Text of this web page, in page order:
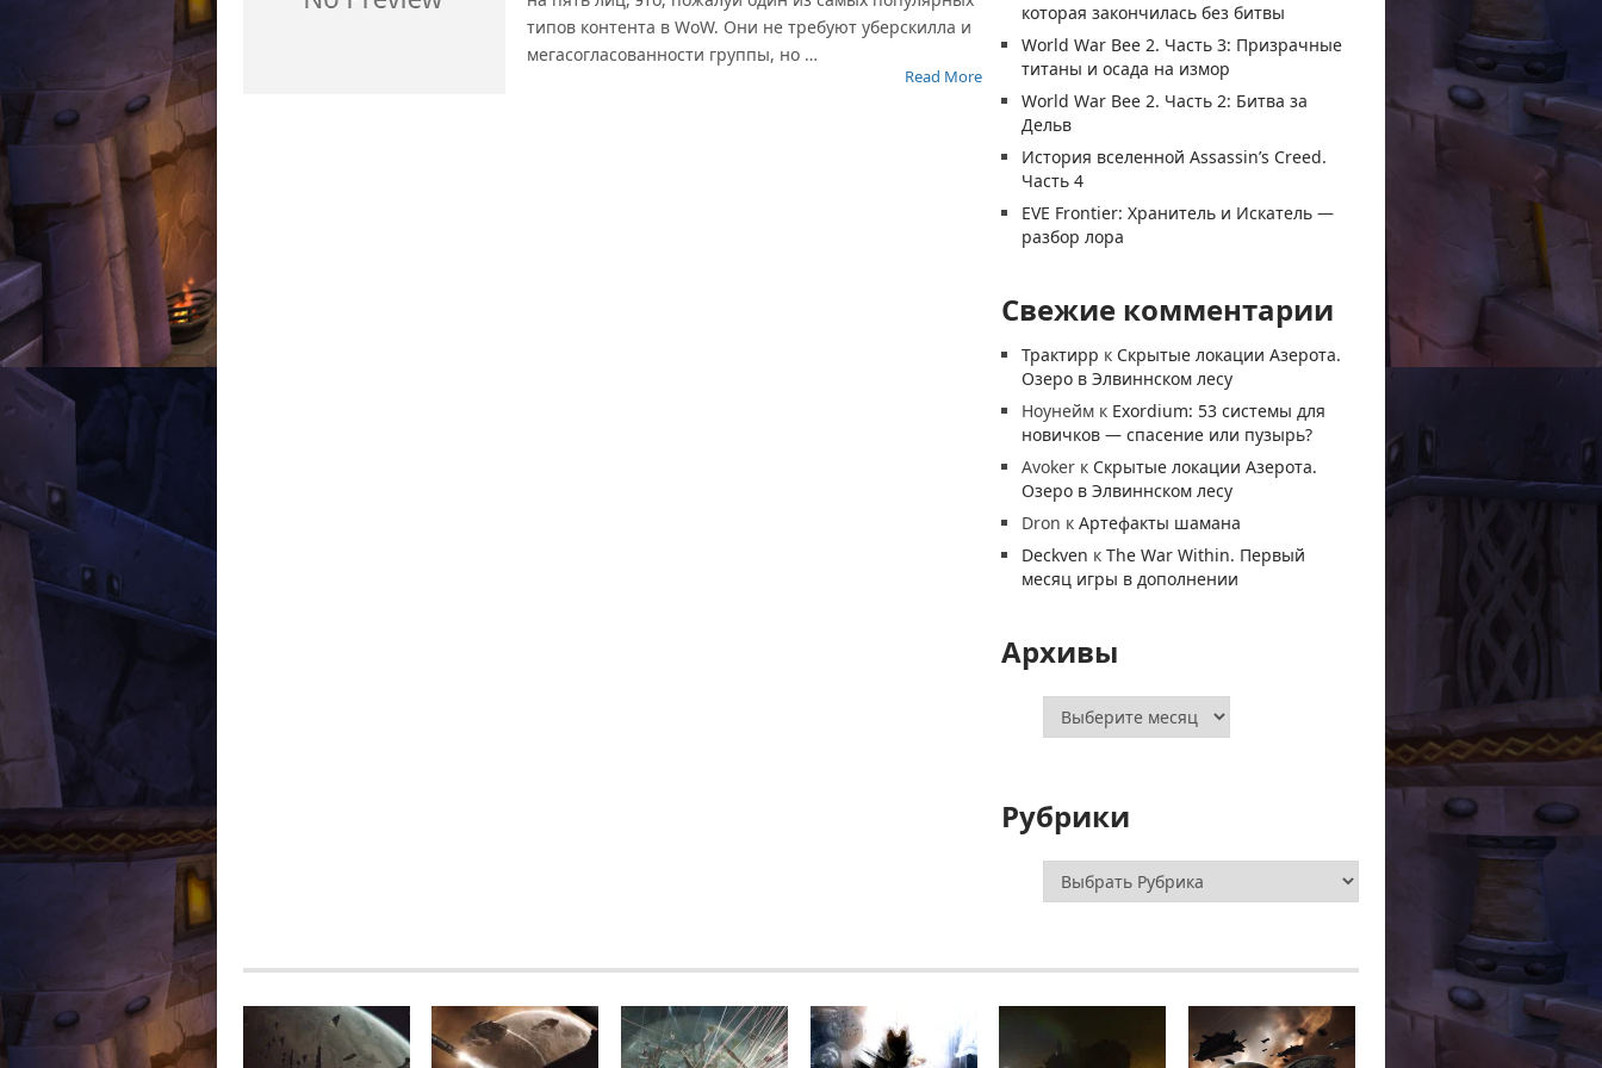
типов контента в WoW. Они не требуют уберскилла и
мегасогласованности группы, но …
Read More
которая закончилась без битвы
World War Bee 2. Часть 3: Призрачные
титаны и осада на измор
World War Bee 2. Часть 2: Битва за
Дельв
История вселенной Assassin’s Creed.
Часть 4
EVE Frontier: Хранитель и Искатель —
разбор лора
Свежие комментарии
Трактирр к Скрытые локации Азерота.
Озеро в Элвиннском лесу
Ноунейм к Exordium: 53 системы для
новичков — спасение или пузырь?
Avoker к Скрытые локации Азерота.
Озеро в Элвиннском лесу
Dron кАртефакты шамана
Deckven кThe War Within. Первый
месяц игры в дополнении
Архивы
Архивы
Рубрики
Рубрики